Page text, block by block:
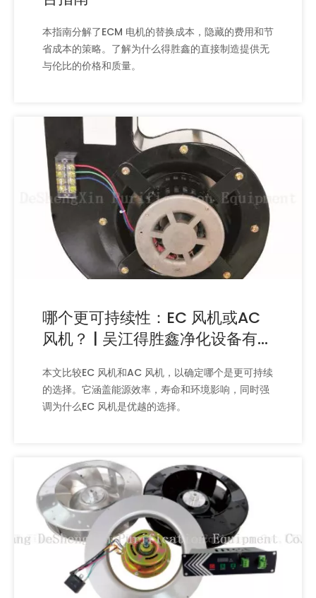
本指南分解了ECM 电机的替换成本，隐藏的费用和节
省成本的策略。了解为什么得胜鑫的直接制造提供无
与伦比的价格和质量。
哪个更可持续性：EC 风机或AC
风机？ | 吴江得胜鑫净化设备有限
本文比较EC 风机和AC 风机，以确定哪个是更可持续
的选择。它涵盖能源效率，寿命和环境影响，同时强
调为什么EC 风机是优越的选择。